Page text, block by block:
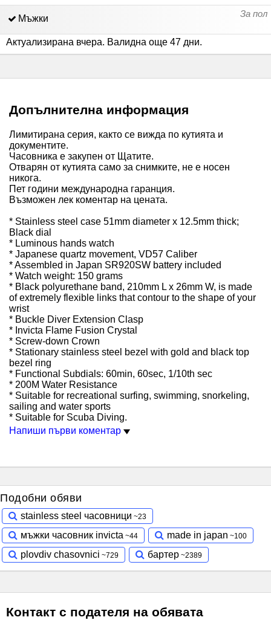
За пол
Мъжки
Актуализирана вчера. Валидна още 47 дни.
Допълнителна информация
Лимитирана серия, както се вижда по кутията и
документите.
Часовника е закупен от Щатите.
Отварян от кутията само за снимките, не е носен
никога.
Пет години международна гаранция.
Възможен лек коментар на цената.
* Stainless steel case 51mm diameter x 12.5mm thick;
Black dial
* Luminous hands watch
* Japanese quartz movement, VD57 Caliber
* Assembled in Japan SR920SW battery included
* Watch weight: 150 grams
* Black polyurethane band, 210mm L x 26mm W, is made
of extremely flexible links that contour to the shape of your
wrist
* Buckle Diver Extension Clasp
* Invicta Flame Fusion Crystal
* Screw-down Crown
* Stationary stainless steel bezel with gold and black top
bezel ring
* Functional Subdials: 60min, 60sec, 1/10th sec
* 200M Water Resistance
* Suitable for recreational surfing, swimming, snorkeling,
sailing and water sports
* Suitable for Scuba Diving.
Напиши първи коментар
Подобни обяви
stainless steel часовници
мъжки часовник invicta
made in japan
plovdiv chasovnici
бартер
Контакт с подателя на обявата